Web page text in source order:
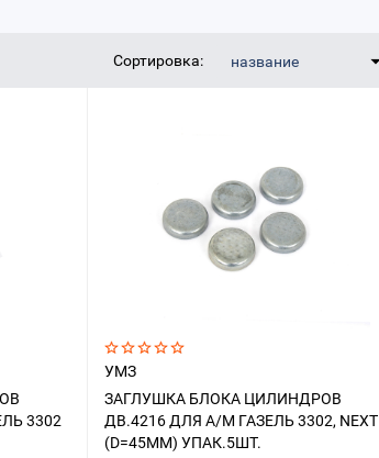
Сортировка: название
3302
УМЗ
ЗАГЛУШКА БЛОКА ЦИЛИНДРОВ
ДВ.4216 ДЛЯ А/М ГАЗЕЛЬ 3302, NEXT
(D=45ММ) УПАК.5ШТ.